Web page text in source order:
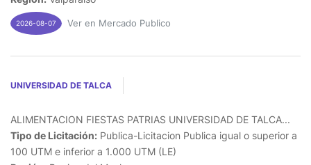
2026-08-07 Ver en Mercado Publico
UNIVERSIDAD DE TALCA
ALIMENTACION FIESTAS PATRIAS UNIVERSIDAD DE TALCA...
Tipo de Licitación: Publica-Licitacion Publica igual o superior a
100 UTM e inferior a 1.000 UTM (LE)